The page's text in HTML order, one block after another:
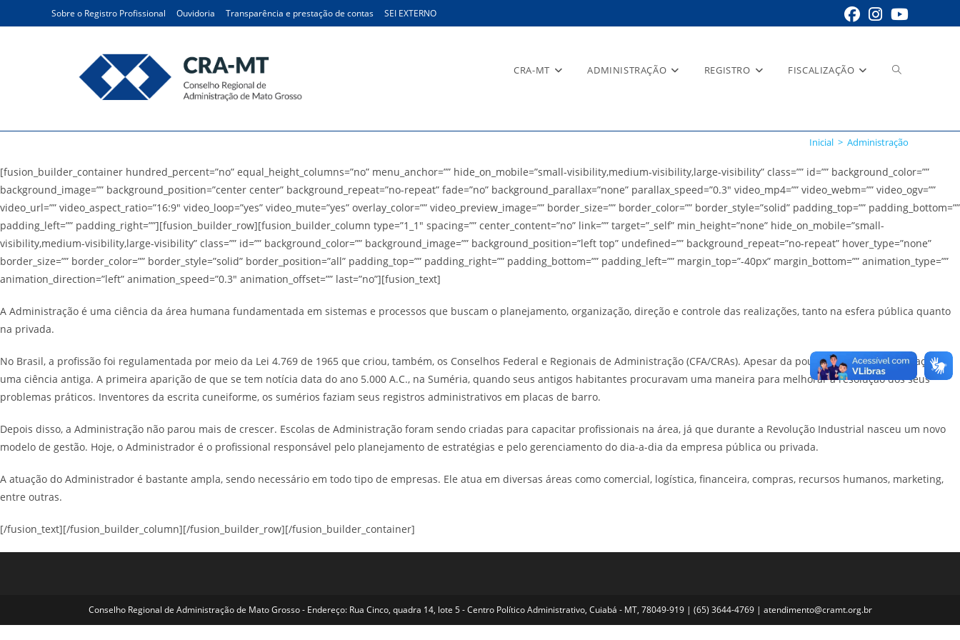
para
Sobre o Registro Profissional Ouvidoria Transparência e prestação de contas SEI EXTERNO
CRA-MT ADMINISTRAÇÃO REGISTRO FISCALIZAÇÃO Alternar
pesquisa
do
Inicial > Administração
[fusion_builder_container hundred_percent=”no” equal_height_columns=”no” menu_anchor=”” hide_on_mobile=”small-visibility,medium-visibility,large-visibility” class=”” id=”” background_color=””
background_image=”” background_position=”center center” background_repeat=”no-repeat” fade=”no” background_parallax=”none” parallax_speed=”0.3″ video_mp4=”” video_webm=”” video_ogv=””
video_url=”” video_aspect_ratio=”16:9″ video_loop=”yes” video_mute=”yes” overlay_color=”” video_preview_image=”” border_size=”” border_color=”” border_style=”solid” padding_top=”” padding_bottom=””
padding_left=”” padding_right=””][fusion_builder_row][fusion_builder_column type=”1_1″ spacing=”” center_content=”no” link=”” target=”_self” min_height=”none” hide_on_mobile=”small-
visibility,medium-visibility,large-visibility” class=”” id=”” background_color=”” background_image=”” background_position=”left top” undefined=”” background_repeat=”no-repeat” hover_type=”none”
border_size=”” border_color=”” border_style=”solid” border_position=”all” padding_top=”” padding_right=”” padding_bottom=”” padding_left=”” margin_top=”-40px” margin_bottom=”” animation_type=””
animation_direction=”left” animation_speed=”0.3″ animation_offset=”” last=”no”][fusion_text]
A Administração é uma ciência da área humana fundamentada em sistemas e processos que buscam o planejamento, organização, direção e controle das realizações, tanto na esfera pública quanto
na privada.
No Brasil, a profissão foi regulamentada por meio da Lei 4.769 de 1965 que criou, também, os Conselhos Federal e Regionais de Administração (CFA/CRAs). Apesar da pouca idade, a Administração é
uma ciência antiga. A primeira aparição de que se tem notícia data do ano 5.000 A.C., na Suméria, quando seus antigos habitantes procuravam uma maneira para melhorar a resolução dos seus
problemas práticos. Inventores da escrita cuneiforme, os sumérios faziam seus registros administrativos em placas de barro.
Depois disso, a Administração não parou mais de crescer. Escolas de Administração foram sendo criadas para capacitar profissionais na área, já que durante a Revolução Industrial nasceu um novo
modelo de gestão. Hoje, o Administrador é o profissional responsável pelo planejamento de estratégias e pelo gerenciamento do dia-a-dia da empresa pública ou privada.
A atuação do Administrador é bastante ampla, sendo necessário em todo tipo de empresas. Ele atua em diversas áreas como comercial, logística, financeira, compras, recursos humanos, marketing,
entre outras.
[/fusion_text][/fusion_builder_column][/fusion_builder_row][/fusion_builder_container]
Conselho Regional de Administração de Mato Grosso - Endereço: Rua Cinco, quadra 14, lote 5 - Centro Político Administrativo, Cuiabá - MT, 78049-919 | (65) 3644-4769 | atendimento@cramt.org.br